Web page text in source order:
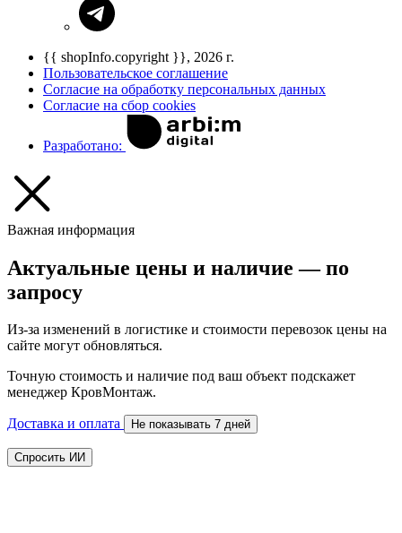
{{ shopInfo.copyright }}, 2026 г.
Пользовательское соглашение
Согласие на обработку персональных данных
Согласие на сбор cookies
Разработано:
Важная информация
Актуальные цены и наличие — по
запросу
Из-за изменений в логистике и стоимости перевозок цены на
сайте могут обновляться.
Точную стоимость и наличие под ваш объект подскажет
менеджер КровМонтаж.
Доставка и оплата Не показывать 7 дней
Спросить ИИ